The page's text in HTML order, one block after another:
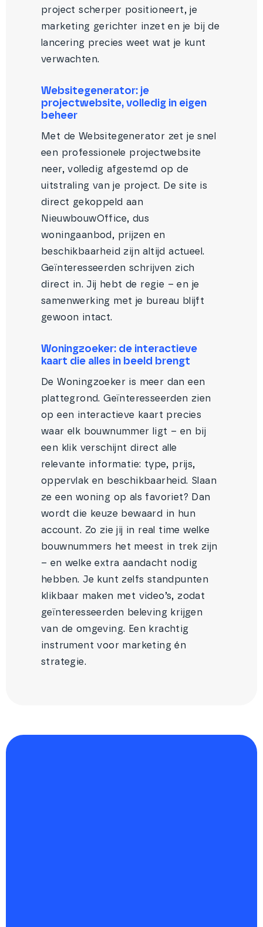
project scherper positioneert, je
marketing gerichter inzet en je bij de
lancering precies weet wat je kunt
verwachten.
Websitegenerator: je
projectwebsite, volledig in eigen
beheer
Met de Websitegenerator zet je snel
een professionele projectwebsite
neer, volledig afgestemd op de
uitstraling van je project. De site is
direct gekoppeld aan
NieuwbouwOffice, dus
woningaanbod, prijzen en
beschikbaarheid zijn altijd actueel.
Geïnteresseerden schrijven zich
direct in. Jij hebt de regie – en je
samenwerking met je bureau blijft
gewoon intact.
Woningzoeker: de interactieve
kaart die alles in beeld brengt
De Woningzoeker is meer dan een
plattegrond. Geïnteresseerden zien
op een interactieve kaart precies
waar elk bouwnummer ligt – en bij
een klik verschijnt direct alle
relevante informatie: type, prijs,
oppervlak en beschikbaarheid. Slaan
ze een woning op als favoriet? Dan
wordt die keuze bewaard in hun
account. Zo zie jij in real time welke
bouwnummers het meest in trek zijn
– en welke extra aandacht nodig
hebben. Je kunt zelfs standpunten
klikbaar maken met video’s, zodat
geïnteresseerden beleving krijgen
van de omgeving. Een krachtig
instrument voor marketing én
strategie.